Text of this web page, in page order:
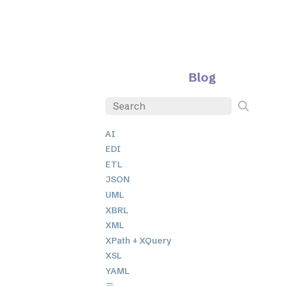
Blog
AI
EDI
ETL
JSON
UML
XBRL
XML
XPath + XQuery
XSL
YAML